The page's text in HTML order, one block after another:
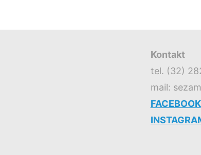
Kontakt
tel. (32)
mail:
FACEBOOK